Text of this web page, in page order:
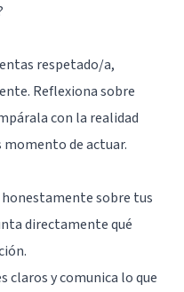
respetado/a,
Reflexiona sobre
con la realidad
momento de actuar.
sobre tus
directamente qué
claros y comunica lo que